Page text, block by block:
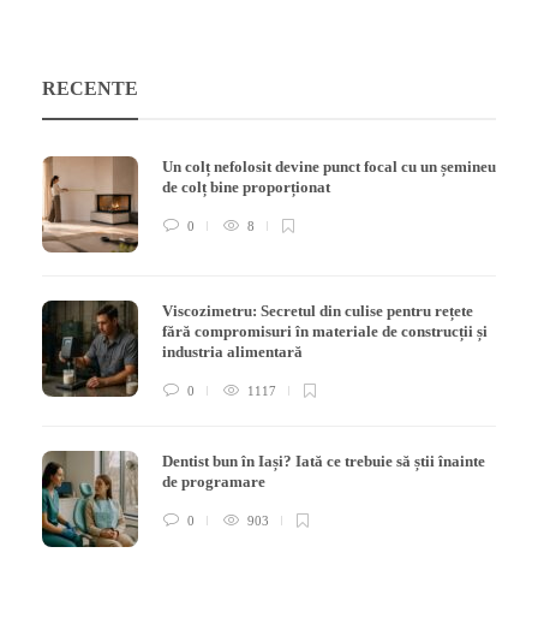
RECENTE
Un colț nefolosit devine punct focal cu un șemineu
de colț bine proporționat
0 8
Viscozimetru: Secretul din culise pentru rețete
fără compromisuri în materiale de construcții și
industria alimentară
0 1117
Dentist bun în Iași? Iată ce trebuie să știi înainte
de programare
0 903